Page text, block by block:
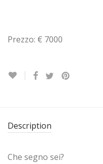
Prezzo: € 7000
Description
Che segno sei?